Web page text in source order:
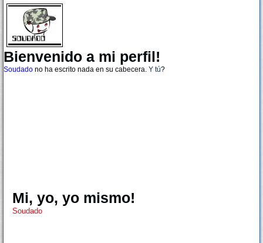
Bienvenido a mi perfil!
Soudado no ha escrito nada en su cabecera. Y tú?
Mi, yo, yo mismo!
Soudado